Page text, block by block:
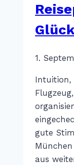
Von
1.
Intuition,
gute
aus